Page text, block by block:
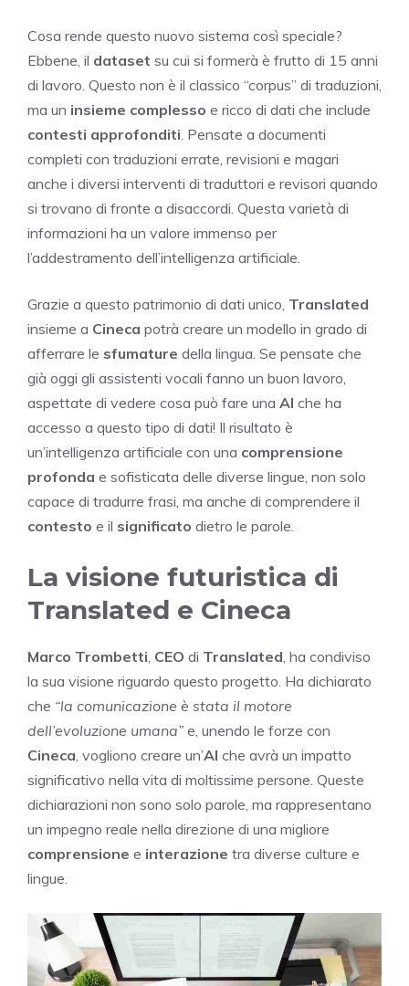
Cosa rende questo nuovo sistema così speciale?
Ebbene, il dataset su cui si formerà è frutto di 15 anni
di lavoro. Questo non è il classico “corpus” di traduzioni,
ma un insieme complesso e ricco di dati che include
contesti approfonditi . Pensate a documenti
completi con traduzioni errate, revisioni e magari
anche i diversi interventi di traduttori e revisori quando
si trovano di fronte a disaccordi. Questa varietà di
informazioni ha un valore immenso per
l’addestramento dell’intelligenza artificiale.
Grazie a questo patrimonio di dati unico, Translated
insieme a Cineca potrà creare un modello in grado di
afferrare le sfumature della lingua. Se pensate che
già oggi gli assistenti vocali fanno un buon lavoro,
aspettate di vedere cosa può fare una AI che ha
accesso a questo tipo di dati! Il risultato è
un’intelligenza artificiale con una comprensione
profonda e sofisticata delle diverse lingue, non solo
capace di tradurre frasi, ma anche di comprendere il
contesto e il significato dietro le parole.
La visione futuristica di
Translated e Cineca
Marco Trombetti CEO di Translated , ha condiviso
la sua visione riguardo questo progetto. Ha dichiarato
che “la comunicazione è stata il motore
dell’evoluzione umana” e, unendo le forze con
Cineca , vogliono creare un’AI che avrà un impatto
significativo nella vita di moltissime persone. Queste
dichiarazioni non sono solo parole, ma rappresentano
un impegno reale nella direzione di una migliore
comprensione e interazione tra diverse culture e
lingue.